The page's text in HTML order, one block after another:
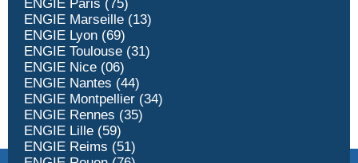
ENGIE Paris (75)
ENGIE Marseille (13)
ENGIE Lyon (69)
ENGIE Toulouse (31)
ENGIE Nice (06)
ENGIE Nantes (44)
ENGIE Montpellier (34)
ENGIE Rennes (35)
ENGIE Lille (59)
ENGIE Reims (51)